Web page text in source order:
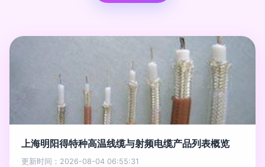
上海明阳得特种高温线缆与射频电缆产品列表概览
更新时间：2026-08-04 06:55:31